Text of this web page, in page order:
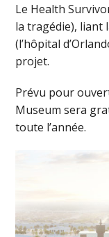
Le Health
la tragédie), liant
(l’hôpital
projet.
Prévu pour
Museum sera
toute l’année.